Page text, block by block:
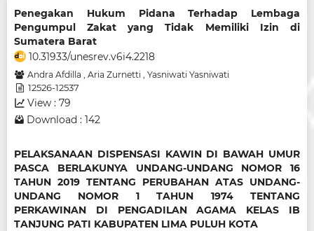
Penegakan Hukum Pidana Terhadap Lembaga
Pengumpul Zakat yang Tidak Memiliki Izin di
Sumatera Barat
10.31933/unesrev.v6i4.2218
Andra Afdilla Aria Zurnetti Yasniwati Yasniwati
12526-12537
View : 79
Download : 142
PELAKSANAAN DISPENSASI KAWIN DI BAWAH UMUR
PASCA BERLAKUNYA UNDANG-UNDANG NOMOR 16
TAHUN 2019 TENTANG PERUBAHAN ATAS UNDANG-
UNDANG NOMOR 1 TAHUN 1974 TENTANG
PERKAWINAN DI PENGADILAN AGAMA KELAS IB
TANJUNG PATI KABUPATEN LIMA PULUH KOTA